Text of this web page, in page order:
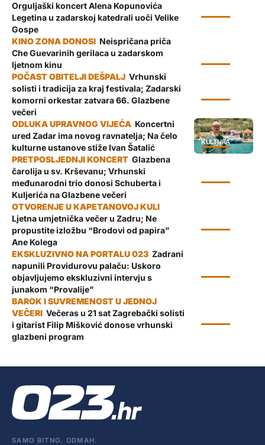
Orguljaški koncert Alena Kopunovića
Legetina u zadarskoj katedrali uoči Velike
Gospe
Neispričana priča
Che Guevarinih gerilaca u zadarskom
ljetnom kinu
Vrhunski
solisti i tradicija za kraj festivala; Zadarski
komorni orkestar zatvara 66. Glazbene
večeri
KULTURA
Koncertni
ured Zadar ima novog ravnatelja; Na čelo
kulturne ustanove stiže Ivan Šatalić
Glazbena
čarolija u sv. Krševanu; Vrhunski
međunarodni trio donosi Schuberta i
Kuljerića na Glazbene večeri
Ljetna umjetnička večer u Zadru; Ne
propustite izložbu “Brodovi od papira”
Ane Kolega
Zadrani
napunili Providurovu palaču: Uskoro
objavljujemo ekskluzivni intervju s
junakom “Provalije”
Večeras u 21 sat Zagrebački solisti
i gitarist Filip Mišković donose vrhunski
glazbeni program
SAMO BITNO. ODMAH.